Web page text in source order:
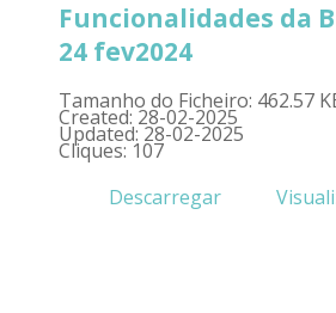
Funcionalidades da
24 fev2024
Tamanho do Ficheiro: 462.57
Created: 28-02-2025
Updated: 28-02-2025
Cliques: 107
Descarregar